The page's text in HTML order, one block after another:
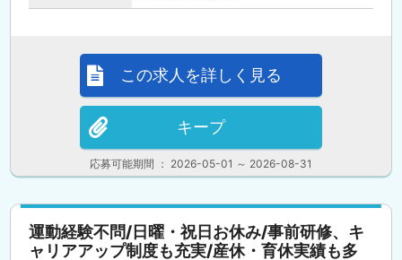
応募可能期間 ： 2026-05-01 ～ 2026-08-31
この求人を詳しく見る
キープ
運動経験不問/日曜・祝日お休み/事前研修、キ
ャリアアップ制度も充実/産休・育休実績も多